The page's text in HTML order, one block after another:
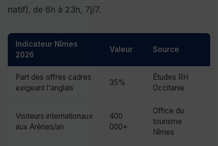
natif), de 6h à 23h, 7j/7.
Indicateur Nîmes
2026
Valeur Source
Part des offres cadres
exigeant l'anglais
35%
Études RH
Occitanie
Visiteurs internationaux
aux Arènes/an
400
000+
Office du
tourisme
Nîmes